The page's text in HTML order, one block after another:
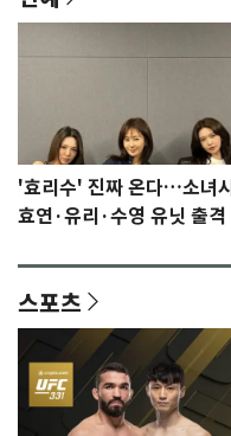
'효리수' 진짜 온다…소녀
효연·유리·수영 유닛 출격
스포츠